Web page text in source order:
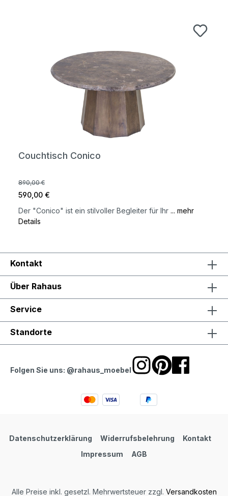
Couchtisch Conico
890,00 €
590,00 €
Der "Conico" ist ein stilvoller Begleiter für Ihr ... mehr
Details
Kontakt
Über Rahaus
Service
Standorte
Folgen Sie uns: @rahaus_moebel
Datenschutzerklärung Widerrufsbelehrung
Kontakt
Impressum
AGB
Alle Preise inkl. gesetzl. Mehrwertsteuer zzgl. Versandkosten